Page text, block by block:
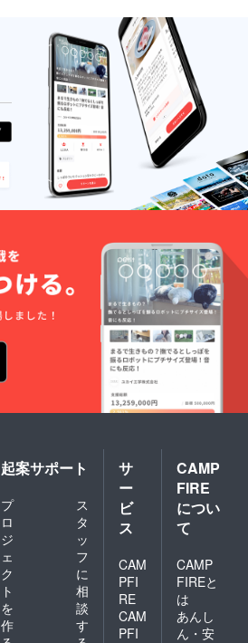
くださ
い。 ※
映画ポ
ス
ター、
映画特
設web
サイト
にお名
前掲載
以外は8
月に発
送予定
です。
起案サポート
プ
ロ
ジ
ェ
ク
ト
を
作
ス
タ
ッ
フ
に
相
談
す
サ
ー
ビ
ス
CAM
PFI
RE
CAM
PFI
CAMP
FIRE
につい
て
CAMP
FIREと
は
あんし
ん・安